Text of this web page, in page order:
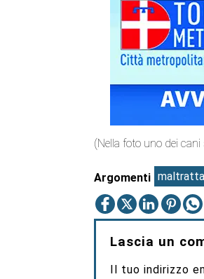
(Nella foto uno dei
Argomenti
Lascia un
Il tuo indirizzo